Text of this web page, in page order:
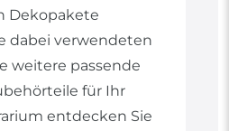
Dekopakete
dabei verwendeten
weitere passende
für Ihr
entdecken Sie